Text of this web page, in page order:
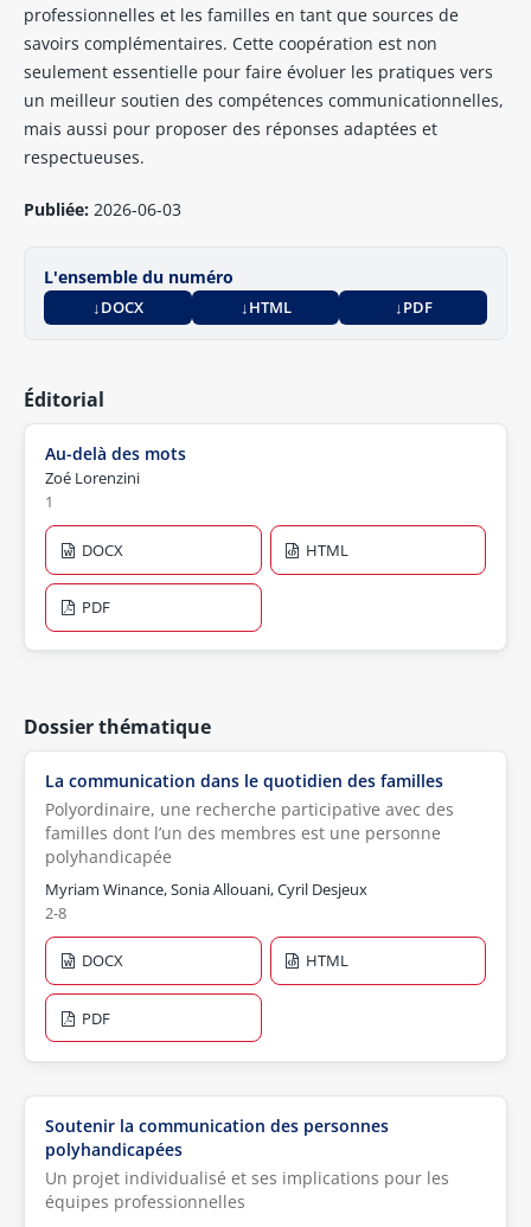
professionnelles et les familles en tant que sources de
savoirs complémentaires. Cette coopération est non
seulement essentielle pour faire évoluer les pratiques vers
un meilleur soutien des compétences communicationnelles,
mais aussi pour proposer des réponses adaptées et
respectueuses.
Publiée: 2026-06-03
L'ensemble du numéro
DOCX HTML PDF
Éditorial
Au-delà des mots
Zoé Lorenzini
1
DOCX HTML
PDF
Dossier thématique
La communication dans le quotidien des familles
Polyordinaire, une recherche participative avec des
familles dont l’un des membres est une personne
polyhandicapée
Myriam Winance, Sonia Allouani, Cyril Desjeux
2-8
DOCX HTML
PDF
Soutenir la communication des personnes
polyhandicapées
Un projet individualisé et ses implications pour les
équipes professionnelles